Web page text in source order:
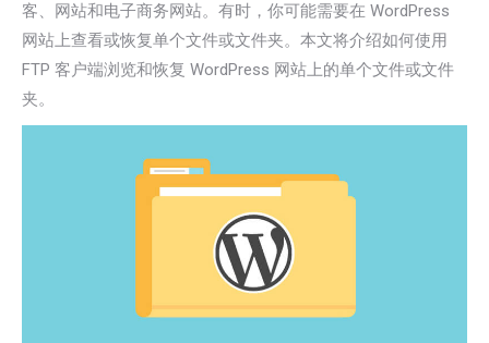
客、网站和电子商务网站。有时，你可能需要在 WordPress
网站上查看或恢复单个文件或文件夹。本文将介绍如何使用
FTP 客户端浏览和恢复 WordPress 网站上的单个文件或文件
夹。